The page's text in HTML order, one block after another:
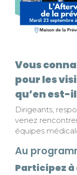
Vous
pour les
qu’en est-
Dirigeants,
venez
équipes
Au
Participez